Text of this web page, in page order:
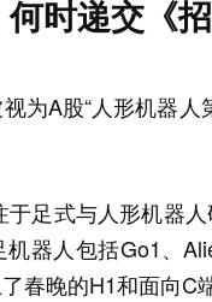
时递交《
为A股“人形机器人
足式与人形机器
器人包括Go1、
春晚的H1和面向C